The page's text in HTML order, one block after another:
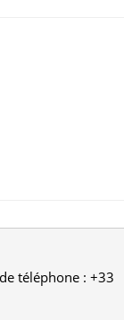
téléphone : +33